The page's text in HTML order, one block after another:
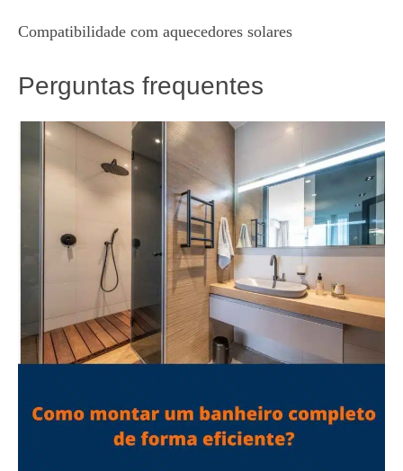
Compatibilidade com aquecedores solares
Perguntas frequentes